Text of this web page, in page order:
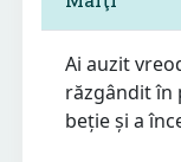
Ai auzit
răzgândit în
beție și a